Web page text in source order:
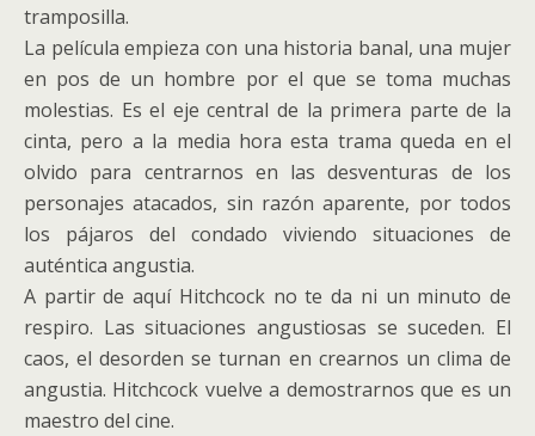
tramposilla.
La película empieza con una historia banal, una mujer
en pos de un hombre por el que se toma muchas
molestias. Es el eje central de la primera parte de la
cinta, pero a la media hora esta trama queda en el
olvido para centrarnos en las desventuras de los
personajes atacados, sin razón aparente, por todos
los pájaros del condado viviendo situaciones de
auténtica angustia.
A partir de aquí Hitchcock no te da ni un minuto de
respiro. Las situaciones angustiosas se suceden. El
caos, el desorden se turnan en crearnos un clima de
angustia. Hitchcock vuelve a demostrarnos que es un
maestro del cine.